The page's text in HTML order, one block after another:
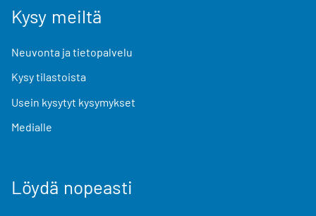
Kysy meiltä
Neuvonta ja tietopalvelu
Kysy tilastoista
Usein kysytyt kysymykset
Medialle
Löydä nopeasti